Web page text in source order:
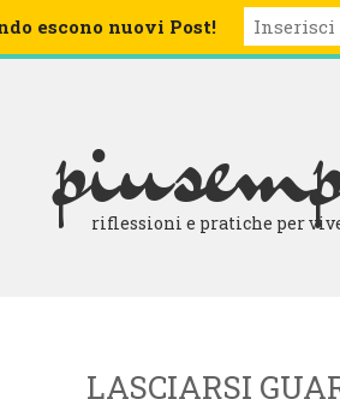
BLOG CHI SIAMO ARCHIVIO
riflessioni e pratiche per
LASCIARSI
escono nuovi Post!